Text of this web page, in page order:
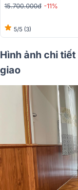
15.700.000đ -11%
5/5 (3)
Hình ảnh chi
giao